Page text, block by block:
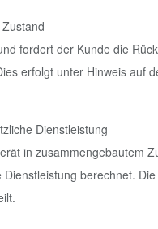
fordert der Kunde die
erfolgt unter Hinweis auf
Dienstleistung
in zusammengebautem
berechnet.